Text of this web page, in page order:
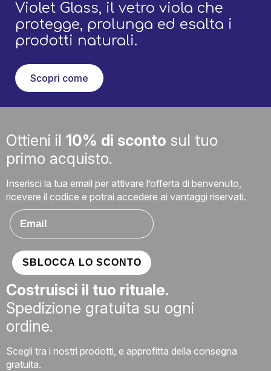
Violet Glass, il vetro viola che
protegge, prolunga ed esalta i
prodotti naturali.
Scopri come
Ottieni il 10% di sconto sul tuo
primo acquisto.
Inserisci la tua email per attivare l’offerta di benvenuto,
ricevere il codice e potrai accedere ai vantaggi riservati.
Email
SBLOCCA LO SCONTO
Costruisci il tuo rituale.
Spedizione gratuita su ogni
ordine.
Scegli tra i nostri prodotti, e approfitta della consegna
gratuita.